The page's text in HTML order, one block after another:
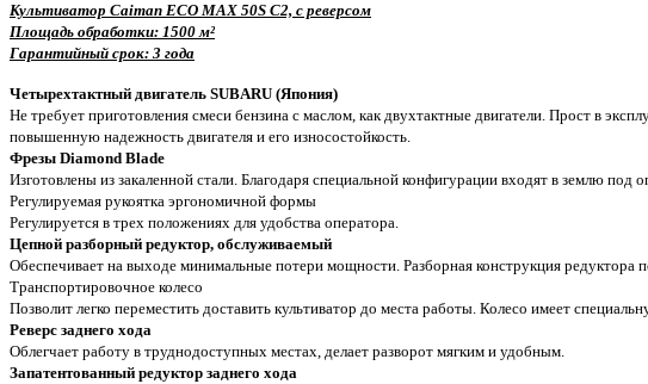
Культиватор Caiman ECO MAX 50S C2, с реверсом
Площадь обработки: 1500 м²
Гарантийный срок: 3 года
Четырехтактный двигатель SUBARU (Япония)
Не требует приготовления смеси бензина с маслом, как двухтактные двигатели. Прост в
повышенную надежность двигателя и его износостойкость.
Фрезы Diamond Blade
Изготовлены из закаленной стали. Благодаря специальной конфигурации входят в землю
Регулируемая рукоятка эргономичной формы
Регулируется в трех положениях для удобства оператора.
Цепной разборный редуктор, обслуживаемый
Обеспечивает на выходе минимальные потери мощности. Разборная конструкция редуктора
Транспортировочное колесо
Позволит легко переместить доставить культиватор до места работы. Колесо имеет
Реверс заднего хода
Облегчает работу в труднодоступных местах, делает разворот мягким и удобным.
Запатентованный редуктор заднего хода